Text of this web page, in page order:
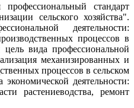
профессиональный стандарт
сельского хозяйства".
деятельности:
процессов в
цель вида профессиональной
механизированных и
процессов в сельском
деятельности:
растениеводства, ремонт